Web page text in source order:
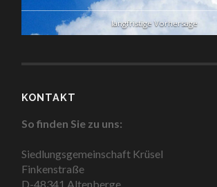
langfristige Vorhersage
KONTAKT
So finden Sie zu uns:
Siedlungsgemeinschaft Krüsel
Finkenstraße
D-48341 Altenberge